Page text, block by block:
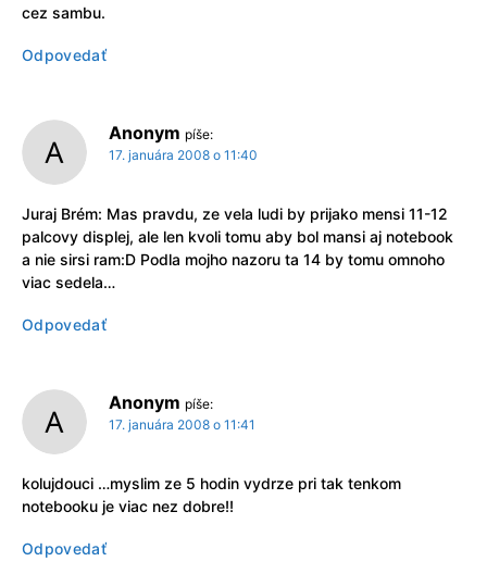
cez sambu.
Odpovedať
Anonym píše:
17. januára 2008 o 11:40
Juraj Brém: Mas pravdu, ze vela ludi by prijako mensi 11-12
palcovy displej, ale len kvoli tomu aby bol mansi aj notebook
a nie sirsi ram:D Podla mojho nazoru ta 14 by tomu omnoho
viac sedela…
Odpovedať
Anonym píše:
17. januára 2008 o 11:41
kolujdouci …myslim ze 5 hodin vydrze pri tak tenkom
notebooku je viac nez dobre!!
Odpovedať